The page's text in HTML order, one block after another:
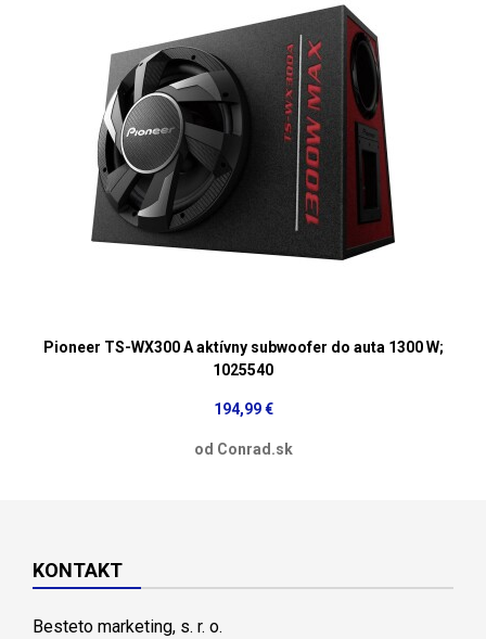
Pioneer TS-WX300 A aktívny subwoofer do auta 1300 W;
1025540
194,99 €
od Conrad.sk
KONTAKT
Besteto marketing, s. r. o.